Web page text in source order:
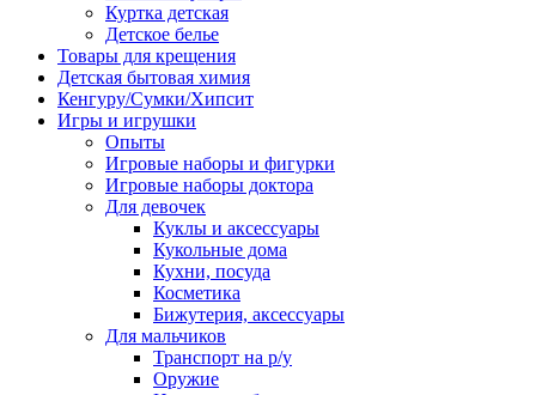
Куртка детская
Детское белье
Товары для крещения
Детская бытовая химия
Кенгуру/Сумки/Хипсит
Игры и игрушки
Опыты
Игровые наборы и фигурки
Игровые наборы доктора
Для девочек
Куклы и аксессуары
Кукольные дома
Кухни, посуда
Косметика
Бижутерия, аксессуары
Для мальчиков
Транспорт на р/у
Оружие